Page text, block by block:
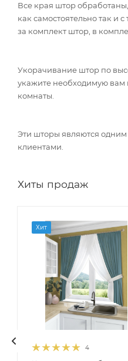
Все края штор
как самостоятельно так и
за комплект штор, в
Укорачивание штор по
укажите необходимую вам
комнаты.
Эти шторы являются
клиентами.
Хиты продаж
Хит
4